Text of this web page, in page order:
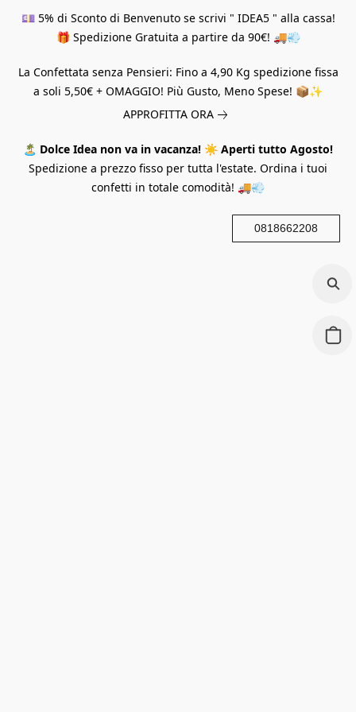
💷 5% di Sconto di Benvenuto se scrivi " IDEA5 " alla cassa!
🎁 Spedizione Gratuita a partire da 90€! 🚚💨
La Confettata senza Pensieri: Fino a 4,90 Kg spedizione fissa
a soli 5,50€ + OMAGGIO! Più Gusto, Meno Spese! 📦✨
APPROFITTA ORA
🏝️ Dolce Idea non va in vacanza! ☀️ Aperti tutto Agosto!
Spedizione a prezzo fisso per tutta l'estate. Ordina i tuoi
confetti in totale comodità! 🚚💨
0818662208